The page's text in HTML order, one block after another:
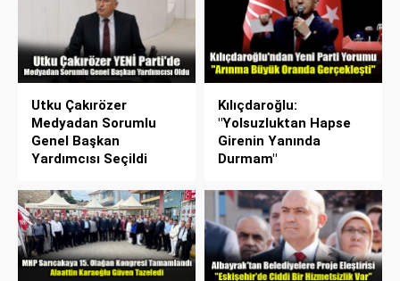
Utku Çakırözer
Medyadan Sorumlu
Genel Başkan
Yardımcısı Seçildi
Kılıçdaroğlu:
"Yolsuzluktan Hapse
Girenin Yanında
Durmam"